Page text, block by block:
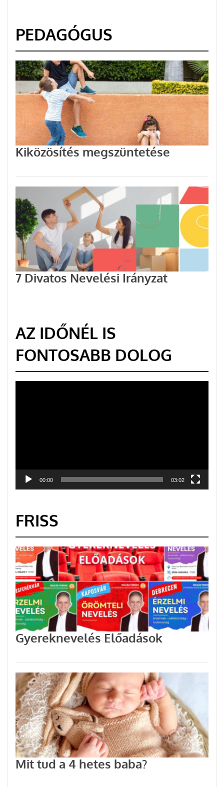
PEDAGÓGUS
Kiközösítés megszüntetése
7 Divatos Nevelési Irányzat
AZ IDŐNÉL IS
FONTOSABB DOLOG
00:00 03:02
FRISS
Gyereknevelés Előadások
Mit tud a 4 hetes baba?